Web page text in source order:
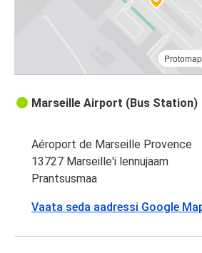
Marseille Airport (Bus Station)
Aéroport de Marseille Provence
13727 Marseille'i lennujaam
Prantsusmaa
Vaata seda aadressi Google